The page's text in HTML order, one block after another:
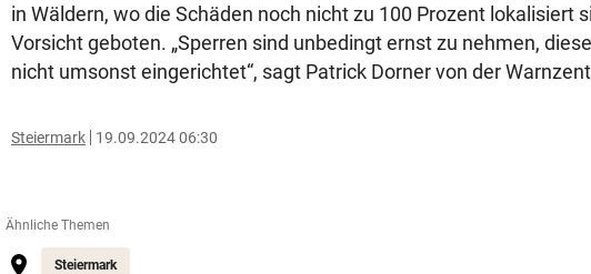
in Wäldern, wo die Schäden noch nicht zu 100 Prozent lokalisiert
Vorsicht geboten. „Sperren sind unbedingt ernst zu nehmen,
nicht umsonst eingerichtet“, sagt Patrick Dorner von der
Steiermark 19.09.2024 06:30
Ähnliche Themen
Steiermark